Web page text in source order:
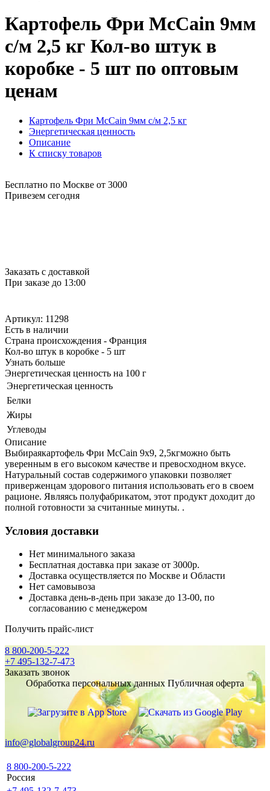
Картофель Фри McCain 9мм
с/м 2,5 кг Кол-во штук в
коробке - 5 шт по оптовым
ценам
Картофель Фри McCain 9мм с/м 2,5 кг
Энергетическая ценность
Описание
К списку товаров
Бесплатно по Москве от 3000
Привезем сегодня
Заказать с доставкой
При заказе до 13:00
Артикул: 11298
Есть в наличии
Страна происхождения - Франция
Кол-во штук в коробке - 5 шт
Узнать больше
Энергетическая ценность на 100 г
Энергетическая ценность
Белки
Жиры
Углеводы
Описание
Выбираякартофель Фри McCain 9х9, 2,5кгможно быть
уверенным в его высоком качестве и превосходном вкусе.
Натуральный состав содержимого упаковки позволяет
приверженцам здорового питания использовать его в своем
рационе. Являясь полуфабрикатом, этот продукт доходит до
полной готовности за считанные минуты. .
Условия доставки
Нет минимального заказа
Бесплатная доставка при заказе от 3000р.
Доставка осуществляется по Москве и Области
Нет самовывоза
Доставка день-в-день при заказе до 13-00, по
согласованию с менеджером
Получить прайс-лист
8 800-200-5-222
+7 495-132-7-473
Заказать звонок
Обработка персональных данных Публичная оферта
info@globalgroup24.ru
8 800-200-5-222
Россия